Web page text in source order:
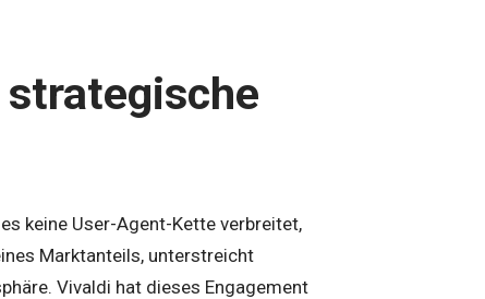
keine User-Agent-Kette verbreitet,
Marktanteils, unterstreicht
Vivaldi hat dieses Engagement